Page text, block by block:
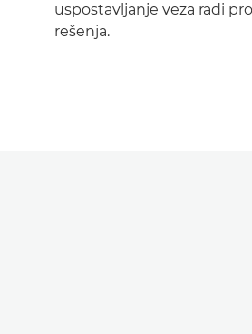
uspostavljanje veza radi
rešenja.